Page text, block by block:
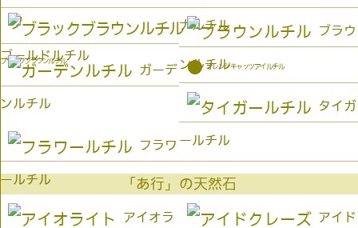
ゴールドルチル
ナルチル
ブラックブラウンルチル
ブラウ
ンルチル
ガーデ
ンルチル
● オレンジキャッツアイルチル
タイガ
ールチル
フラワ
ールチル 「あ行」の天然石
アイオラ アイド